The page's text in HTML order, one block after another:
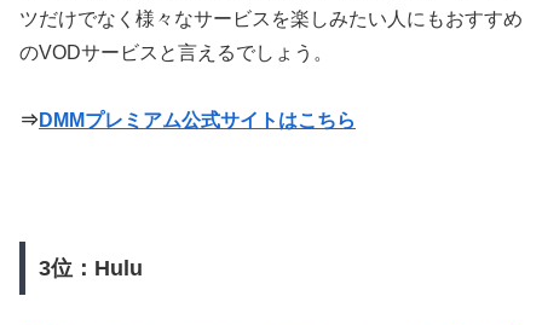
ツだけでなく様々なサービスを楽しみたい人にもおすすめ
のVODサービスと言えるでしょう。
⇒ DMMプレミアム公式サイトはこちら
3位：Hulu